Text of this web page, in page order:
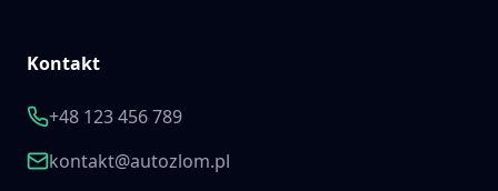
Kontakt
+48 123 456 789
kontakt@autozlom.pl